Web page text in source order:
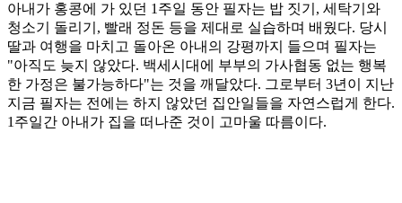
아내가 홍콩에 가 있던 1주일 동안 필자는 밥 짓기, 세탁기와
청소기 돌리기, 빨래 정돈 등을 제대로 실습하며 배웠다. 당시
딸과 여행을 마치고 돌아온 아내의 강평까지 들으며 필자는
"아직도 늦지 않았다. 백세시대에 부부의 가사협동 없는 행복
한 가정은 불가능하다"는 것을 깨달았다. 그로부터 3년이 지난
지금 필자는 전에는 하지 않았던 집안일들을 자연스럽게 한다.
1주일간 아내가 집을 떠나준 것이 고마울 따름이다.